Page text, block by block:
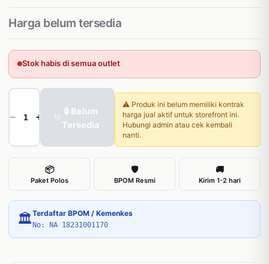
Harga belum tersedia
Stok habis di semua outlet
− +
🔒 Belum
Tersedia
⚠️ Produk ini belum memiliki kontrak
harga jual aktif untuk storefront ini.
Hubungi admin atau cek kembali
nanti.
📦
Paket Polos
🛡
BPOM Resmi
🚚
Kirim 1-2 hari
🏛Terdaftar BPOM / Kemenkes
No: NA 18231001170